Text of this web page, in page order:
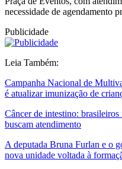
necessidade de agendamento
Publicidade
Leia Também:
Campanha Nacional de
é atualizar imunização de
Câncer de intestino: brasileiros
buscam atendimento
A deputada Bruna Furlan e o
nova unidade voltada à